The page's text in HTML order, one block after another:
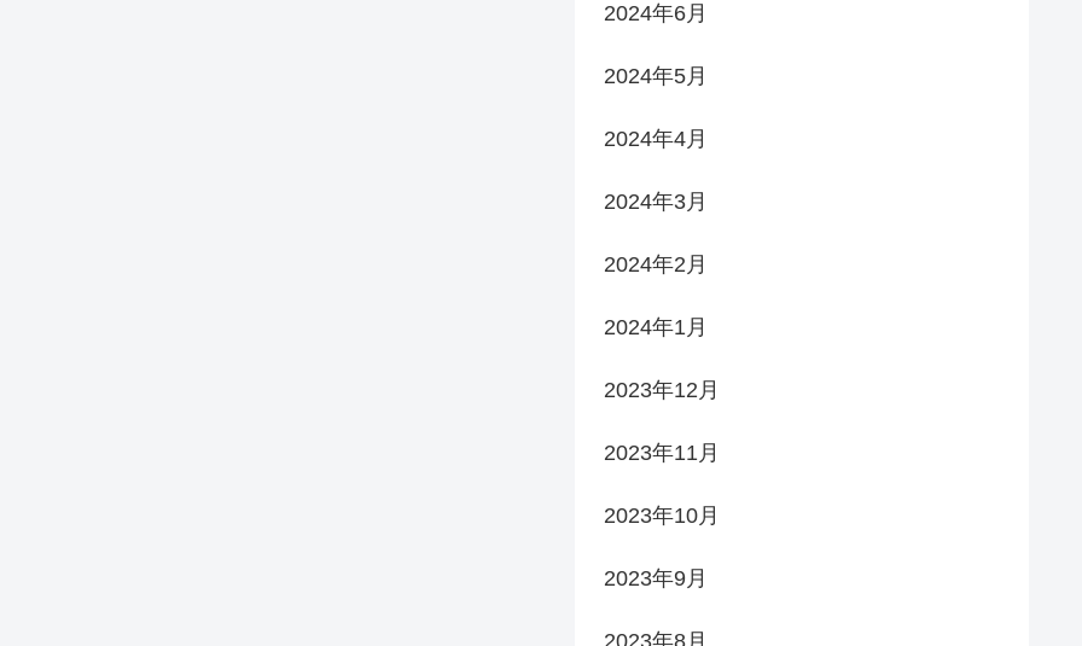
2024年6月
2024年5月
2024年4月
2024年3月
2024年2月
2024年1月
2023年12月
2023年11月
2023年10月
2023年9月